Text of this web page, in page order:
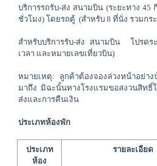
บริการรถรับ-ส่ง สนามบิน (ระยะทาง 45
ชั่วโมง) โดยรถตู้  (สำหรับ 8 ที่นั่ง รวมกร
สำหรับบริการรับ-ส่ง สนามบิน  โปรดร
เวลา และหมายเลขเที่ยวบิน)
หมายเหตุ: ลูกค้าต้องจองล่วงหน้าอย่า
มาถึง มิฉะนั้นทางโรงแรมขอสงวนสิทธิ์
ส่งและการคืนเงิน
ประเภทห้องพัก
ประเภท
ห้อง
รายละเอียด